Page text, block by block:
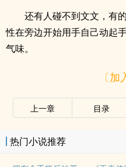
还有人碰不到文文，有
性在旁边开始用手自己动起
气味。
〔加
上一章 目录
热门小说推荐